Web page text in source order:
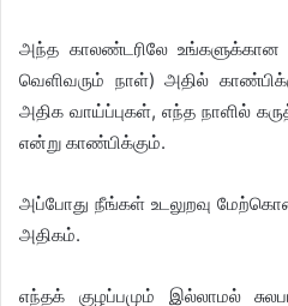
அந்த காலண்டரிலே
வெளிவரும் நாள்) அதில்
அதிக வாய்ப்புகள், எந்த நாளில்
என்று காண்பிக்கும்.
அப்போது நீங்கள் உடலுறவு
அதிகம்.
எந்தக் குழப்பமும் இல்லாமல்